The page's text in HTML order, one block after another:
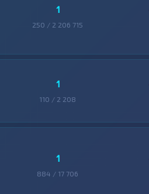
1
250 / 2 206 715
1
110 / 2 208
1
884 / 17 706